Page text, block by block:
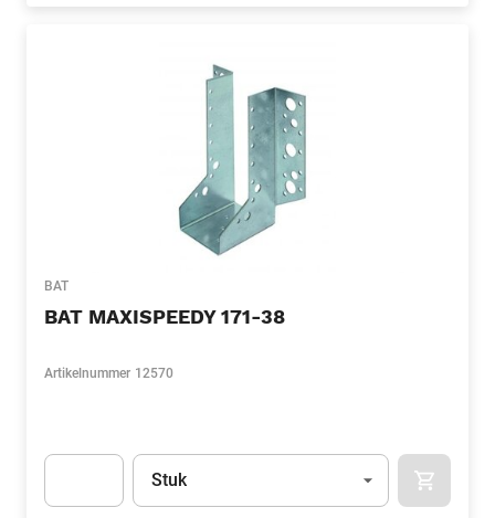
BAT
BAT MAXISPEEDY 171-38
Artikelnummer 12570
Eenheid
Stuk